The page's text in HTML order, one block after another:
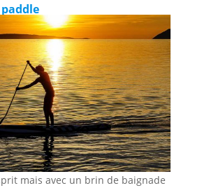
mais avec un brin de baignade